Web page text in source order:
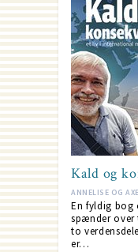
Kald og
ANNELISE OG
En fyldig
spænder over
to
er…